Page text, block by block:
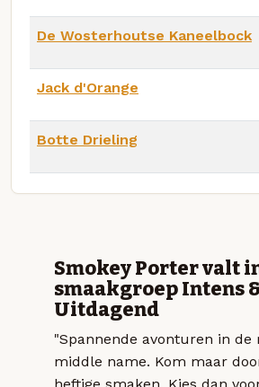
De Wosterhoutse Kaneelbock
Jack d'Orange
Botte Drieling
Smokey Porter valt
smaakgroep Intens
Uitdagend
"Spannende avonturen in de
middle name. Kom maar